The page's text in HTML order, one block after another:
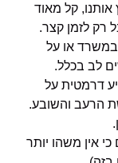
קל מאוד
רק לזמן קצר.
במשרד או על
לב בכלל.
דרמטית על
הרעב והשובע.
אין משהו יותר